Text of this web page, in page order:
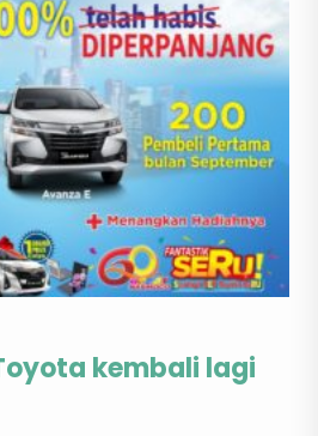
kembali lagi